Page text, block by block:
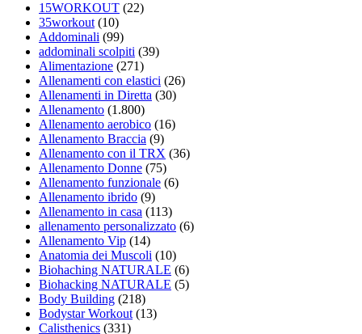
15WORKOUT (22)
35workout (10)
Addominali (99)
addominali scolpiti (39)
Alimentazione (271)
Allenamenti con elastici (26)
Allenamenti in Diretta (30)
Allenamento (1.800)
Allenamento aerobico (16)
Allenamento Braccia (9)
Allenamento con il TRX (36)
Allenamento Donne (75)
Allenamento funzionale (6)
Allenamento ibrido (9)
Allenamento in casa (113)
allenamento personalizzato (6)
Allenamento Vip (14)
Anatomia dei Muscoli (10)
Biohaching NATURALE (6)
Biohacking NATURALE (5)
Body Building (218)
Bodystar Workout (13)
Calisthenics (331)